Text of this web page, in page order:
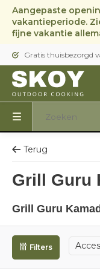
Aangepaste
vakantieperiode.
fijne vakantie
Gratis thuisbezorgd
Terug
Grill Guru
Grill Guru
Koken bij Skoy
BijSkoy Outdoor
met passie, plezier
Filters